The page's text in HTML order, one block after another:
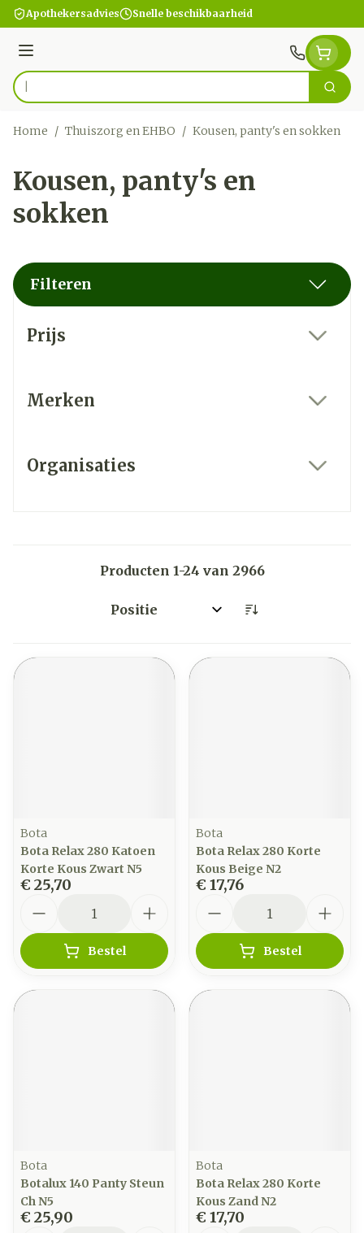
Ga naar de inhoud
Apothekersadvies Snelle beschikbaarheid
Menu
Product, merk, categorie... Zoek
Home / Thuiszorg en EHBO / Kousen, panty's en sokken
Kousen, panty's en
sokken
Filteren
Prijs
Merken
Organisaties
Producten 1-24 van 2966
Sorteer op:
Bota
Bota Relax 280 Katoen
Korte Kous Zwart N5
€ 25,70
Bestel
Bota
Bota Relax 280 Korte
Kous Beige N2
€ 17,76
Bestel
Bota
Botalux 140 Panty Steun
Ch N5
€ 25,90
Bota
Bota Relax 280 Korte
Kous Zand N2
€ 17,70